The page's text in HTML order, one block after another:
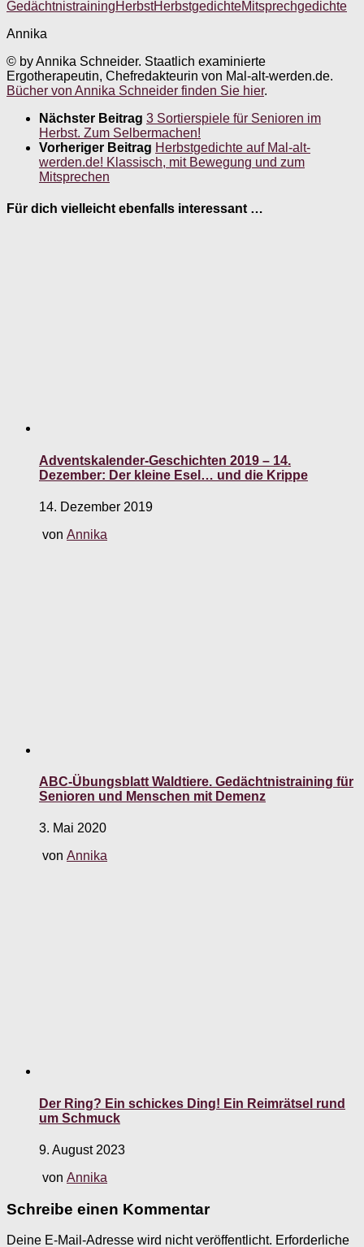
GedächtnistrainingHerbstHerbstgedichteMitsprechgedichte
Annika
© by Annika Schneider. Staatlich examinierte
Ergotherapeutin, Chefredakteurin von Mal-alt-werden.de.
Bücher von Annika Schneider finden Sie hier.
Nächster Beitrag 3 Sortierspiele für Senioren im
Herbst. Zum Selbermachen!
Vorheriger Beitrag Herbstgedichte auf Mal-alt-
werden.de! Klassisch, mit Bewegung und zum
Mitsprechen
Für dich vielleicht ebenfalls interessant …
Adventskalender-Geschichten 2019 – 14.
Dezember: Der kleine Esel… und die Krippe
14. Dezember 2019
von Annika
ABC-Übungsblatt Waldtiere. Gedächtnistraining für
Senioren und Menschen mit Demenz
3. Mai 2020
von Annika
Der Ring? Ein schickes Ding! Ein Reimrätsel rund
um Schmuck
9. August 2023
von Annika
Schreibe einen Kommentar
Deine E-Mail-Adresse wird nicht veröffentlicht. Erforderliche